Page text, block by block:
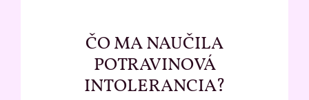
ČO MA NAUČILA
POTRAVINOVÁ
INTOLERANCIA?